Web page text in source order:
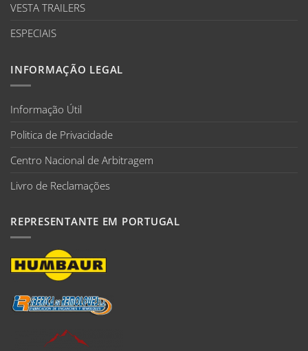
VESTA TRAILERS
ESPECIAIS
INFORMAÇÃO LEGAL
Informação Útil
Politica de Privacidade
Centro Nacional de Arbitragem
Livro de Reclamações
REPRESENTANTE EM PORTUGAL